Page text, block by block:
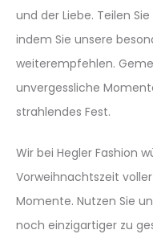
und der Liebe. Teilen
indem Sie unsere
weiterempfehlen.
unvergessliche
strahlendes Fest.
Wir bei Hegler Fashion
Vorweihnachtszeit
Momente. Nutzen Sie
noch einzigartiger zu